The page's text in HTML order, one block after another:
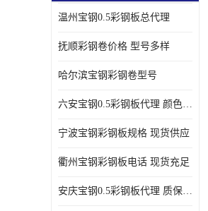
温州宝钢0.5彩钢板总代理
抚顺彩钢卷价格 型号多样
哈尔滨宝钢彩钢卷型号
六安宝钢0.5彩钢板代理 颜色定制
宁波宝钢彩钢板规格 现货供应
衢州宝钢彩钢板电话 现货充足
安庆宝钢0.5彩钢板代理 质保十年起